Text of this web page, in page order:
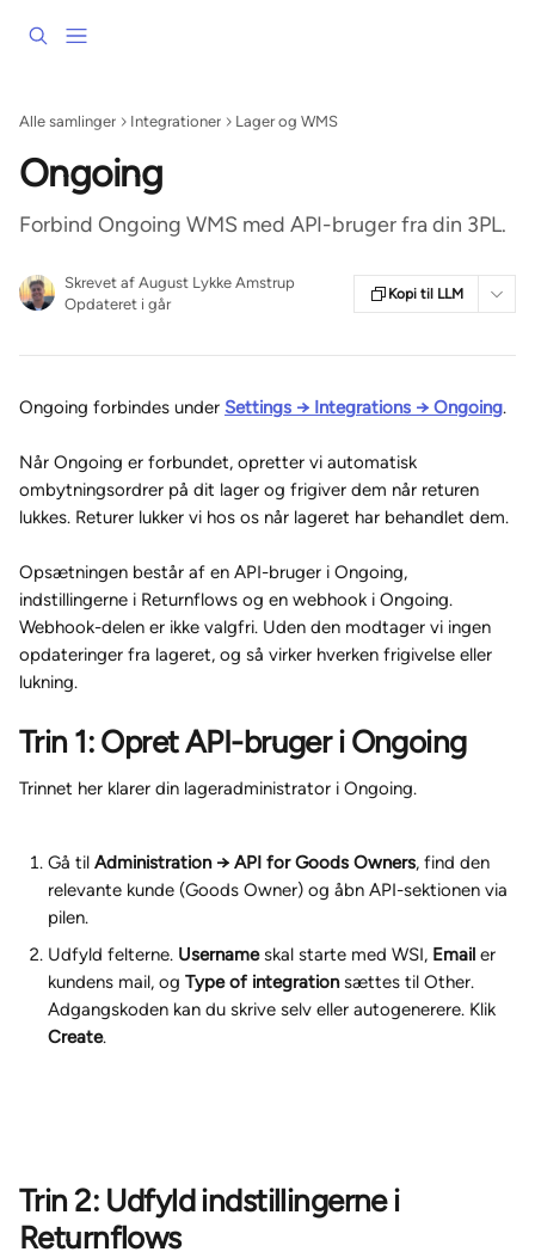
Alle samlinger Integrationer Lager og WMS
Ongoing
Forbind Ongoing WMS med API-bruger fra din 3PL.
Skrevet af August Lykke Amstrup
Opdateret i går
Kopi til LLM
Ongoing forbindes under Settings → Integrations → Ongoing.
Når Ongoing er forbundet, opretter vi automatisk
ombytningsordrer på dit lager og frigiver dem når returen
lukkes. Returer lukker vi hos os når lageret har behandlet dem.
Opsætningen består af en API-bruger i Ongoing,
indstillingerne i Returnflows og en webhook i Ongoing.
Webhook-delen er ikke valgfri. Uden den modtager vi ingen
opdateringer fra lageret, og så virker hverken frigivelse eller
lukning.
Trin 1: Opret API-bruger i Ongoing
Trinnet her klarer din lageradministrator i Ongoing.
Gå til Administration → API for Goods Owners, find den
relevante kunde (Goods Owner) og åbn API-sektionen via
pilen.
Udfyld felterne. Username skal starte med WSI, Email er
kundens mail, og Type of integration sættes til Other.
Adgangskoden kan du skrive selv eller autogenerere. Klik
Create.
Trin 2: Udfyld indstillingerne i
Returnflows